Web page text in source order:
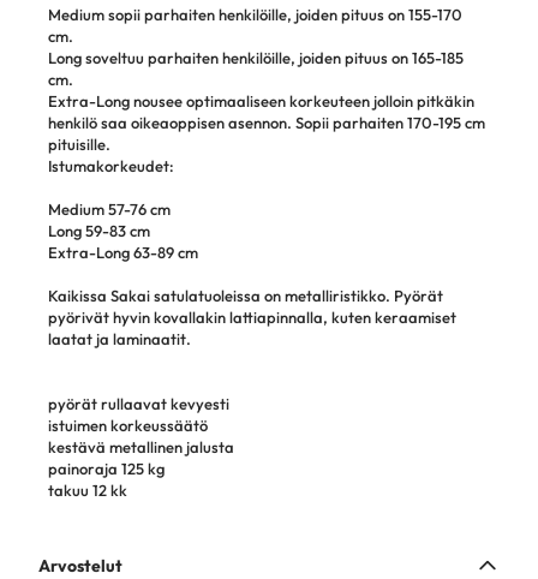
Medium sopii parhaiten henkilöille, joiden pituus on 155-170
cm.
Long soveltuu parhaiten henkilöille, joiden pituus on 165-185
cm.
Extra-Long nousee optimaaliseen korkeuteen jolloin pitkäkin
henkilö saa oikeaoppisen asennon. Sopii parhaiten 170-195 cm
pituisille.
Istumakorkeudet:
Medium 57-76 cm
Long 59-83 cm
Extra-Long 63-89 cm
Kaikissa Sakai satulatuoleissa on metalliristikko. Pyörät
pyörivät hyvin kovallakin lattiapinnalla, kuten keraamiset
laatat ja laminaatit.
pyörät rullaavat kevyesti
istuimen korkeussäätö
kestävä metallinen jalusta
painoraja 125 kg
takuu 12 kk
Arvostelut